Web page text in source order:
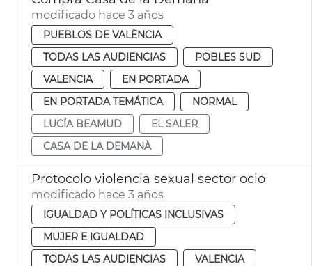
modificado hace 3 años
PUEBLOS DE VALÈNCIA
TODAS LAS AUDIENCIAS
POBLES SUD
VALENCIA
EN PORTADA
EN PORTADA TEMÁTICA
NORMAL
LUCÍA BEAMUD
EL SALER
CASA DE LA DEMANÀ
Protocolo violencia sexual sector ocio
modificado hace 3 años
IGUALDAD Y POLÍTICAS INCLUSIVAS
MUJER E IGUALDAD
TODAS LAS AUDIENCIAS
VALENCIA